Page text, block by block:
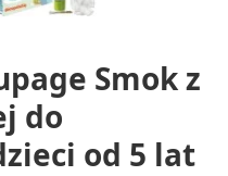
Smok z
do
od 5 lat